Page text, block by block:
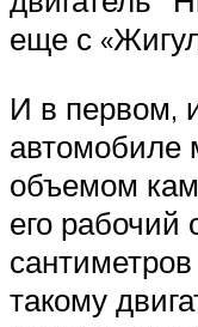
еще с
И в первом,
автомобиле
объемом
его рабочий
такому